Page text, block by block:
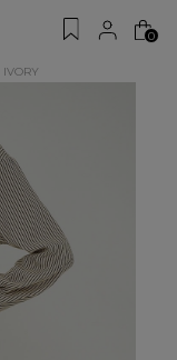
0
IVORY